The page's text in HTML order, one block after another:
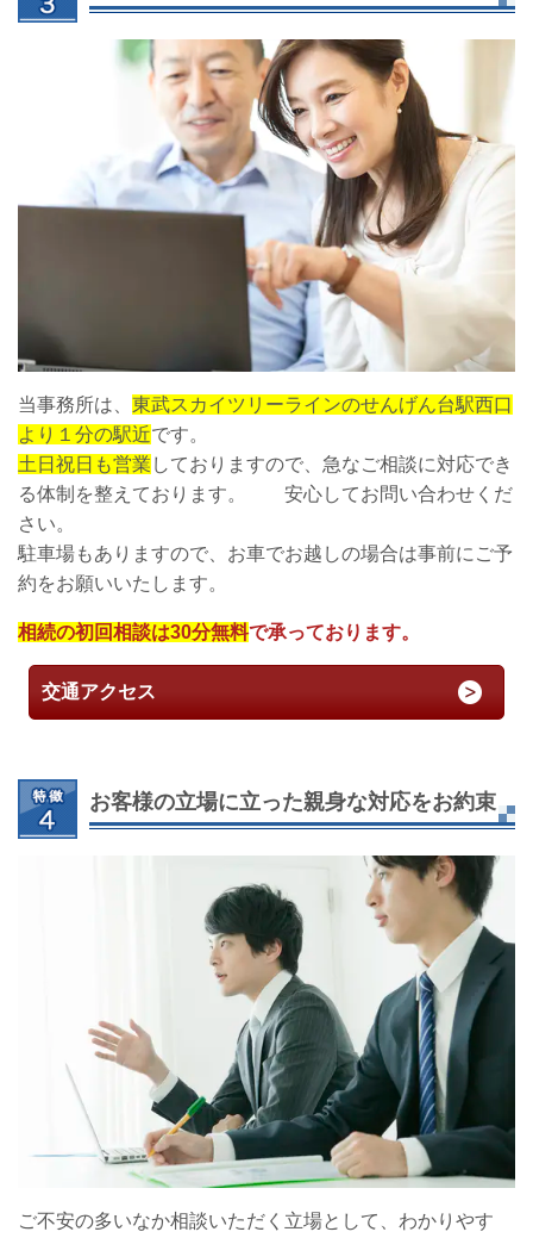
当事務所は、 東武スカイツリーラインのせんげん台駅西口
より１分の駅近です。
土日祝日も営業 しておりますので、急なご相談に対応でき
る体制を整えております。 安心してお問い合わせくだ
さい。
駐車場もありますので、お車でお越しの場合は事前にご予
約をお願いいたします。
相続の初回相談は30分無料で承っております。
交通アクセス
お客様の立場に立った親身な対応をお約束
ご不安の多いなか相談いただく立場として、わかりやす